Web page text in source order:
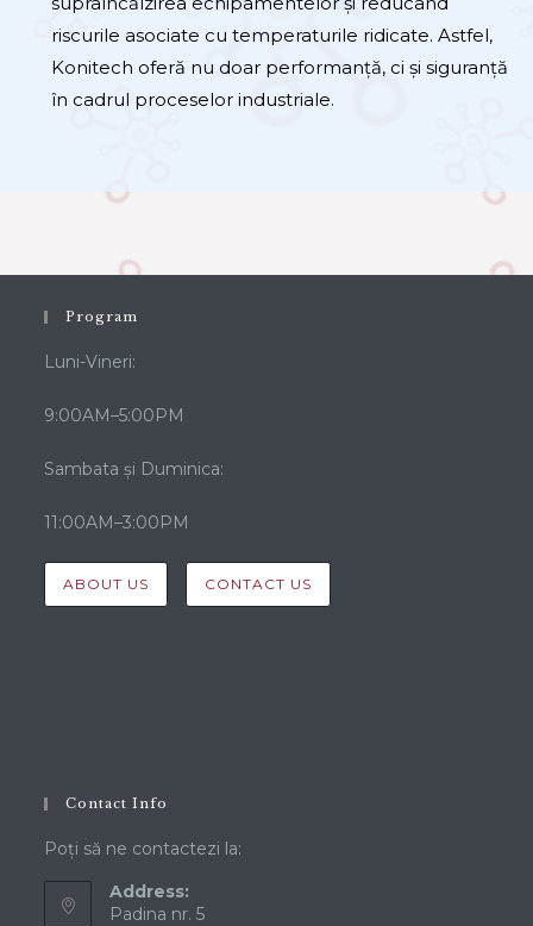
riscurile asociate cu temperaturile ridicate. Astfel,
Konitech oferă nu doar performanță, ci și siguranță
în cadrul proceselor industriale.
Program
Luni-Vineri:
9:00AM–5:00PM
Sambata și Duminica:
11:00AM–3:00PM
ABOUT US CONTACT US
Contact Info
Poți să ne contactezi la:
Address:
Padina nr. 5